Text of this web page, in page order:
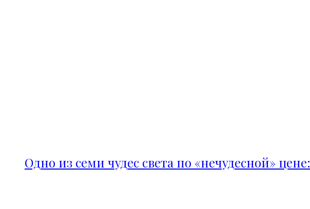
Одно из семи чудес света по «нечудесной»